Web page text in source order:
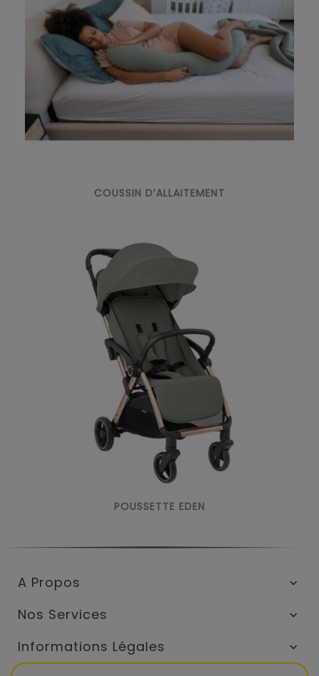
COUSSIN D’ALLAITEMENT
POUSSETTE EDEN
A Propos 
Nos Services 
Informations Légales 